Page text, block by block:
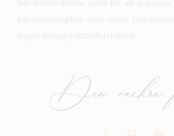
betalmetoderna, samt för att
personuppgifter som delas behandlas
egen dataskyddsinformation.